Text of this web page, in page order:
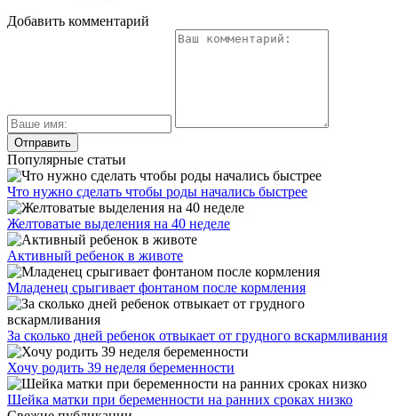
Добавить комментарий
Популярные статьи
Что нужно сделать чтобы роды начались быстрее
Желтоватые выделения на 40 неделе
Активный ребенок в животе
Младенец срыгивает фонтаном после кормления
За сколько дней ребенок отвыкает от грудного вскармливания
Хочу родить 39 неделя беременности
Шейка матки при беременности на ранних сроках низко